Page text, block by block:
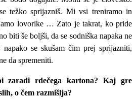
težko sprijazniš. Mi vsi treniramo in
lovorike … Zato je takrat, ko pride
biti še boljši, da se sodniška napaka ne
se skušam čim prej sprijazniti,
da spremeniti.
zaradi rdečega kartona? Kaj gre
o čem razmišlja?